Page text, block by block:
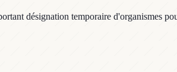
désignation temporaire d'organismes